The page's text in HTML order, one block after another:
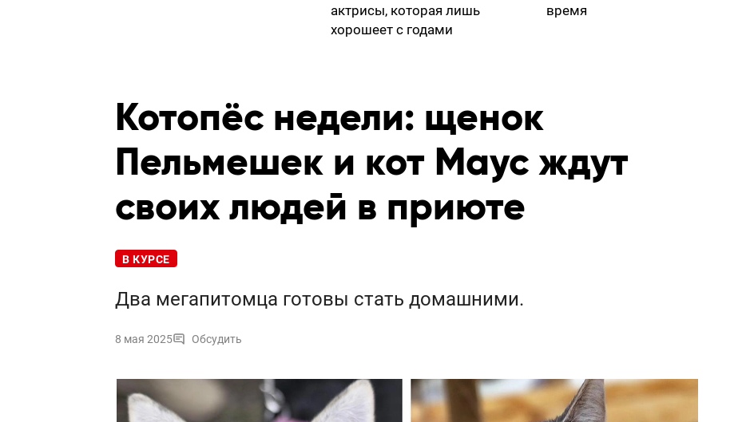
актрисы, которая лишь
хорошеет с годами
время
Котопёс недели: щенок
Пельмешек и кот Маус ждут
своих людей в приюте
В КУРСЕ
Два мегапитомца готовы стать домашними.
8 мая 2025 Обсудить